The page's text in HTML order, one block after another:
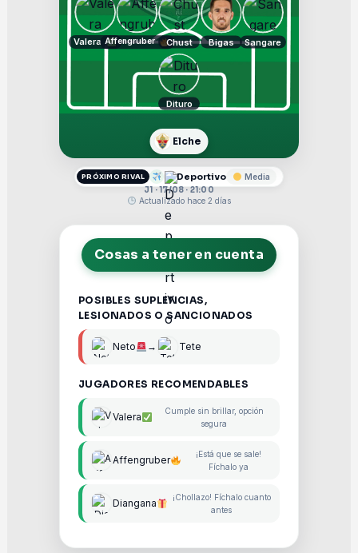
Dituro
Valera Affengruber Chust Bigas Sangare
Elche
PRÓXIMO RIVAL Deportivo
Media
J1 · 17/08 · 21:00
Actualizado hace 2 días
Cosas a tener en cuenta
POSIBLES SUPLENCIAS,
LESIONADOS O SANCIONADOS
Neto → Tete
JUGADORES RECOMENDABLES
Valera
Cumple sin brillar, opción
segura
Affengruber
¡Está que se sale!
Fíchalo ya
Diangana
¡Chollazo! Fíchalo cuanto
antes